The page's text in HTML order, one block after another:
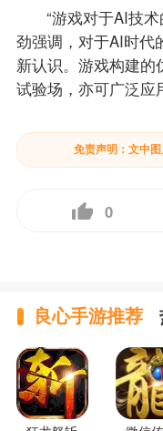
“游戏对于AI技
劲强调，对于AI时代
新认识。游戏构建的
试验场，亦可广泛应
免责声明：文中
0
良心手游推荐